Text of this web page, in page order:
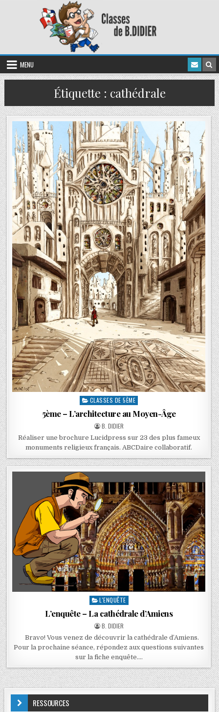
MENU
Étiquette : cathédrale
CLASSES DE 5ÈME
5ème – L’architecture au Moyen-Âge
B. DIDIER
Réaliser une brochure Lucidpress sur 23 des plus fameux
monuments religieux français. ABCDaire collaboratif.
L'ENQUÊTE
L’enquête – La cathédrale d’Amiens
B. DIDIER
Bravo! Vous venez de découvrir la cathédrale d’Amiens.
Pour la prochaine séance, répondez aux questions suivantes
sur la fiche enquête….
RESSOURCES